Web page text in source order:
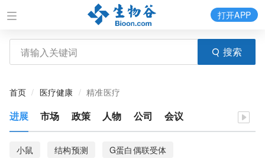
搜索
打开APP
首页 医疗健康 精准医疗
进展 市场 政策 人物 公司 会议
小鼠 结构预测
G蛋白偶联受体